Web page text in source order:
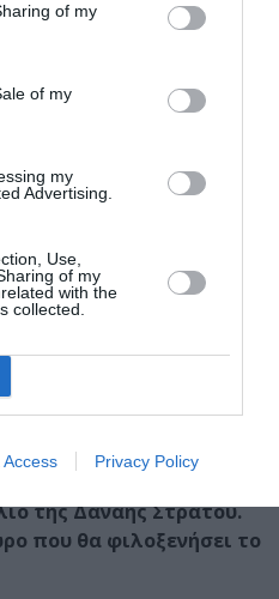
of my
of my
my
Advertising.
Use,
of my
with the
collected.
Access Privacy Policy
και οι σχέσεις μου με το
είναι άριστες.
μία έκθεση πώς
Στην Πινακοθήκη του
έχουμε
σιωπηρές με
η συγκλονιστικά
του Βαγγέλη
έργων των
Νίνας
στην τέχνη του
Στο Κέντρο
πρώην ΕΑΤ-ΕΣΑ, με
per se ή και πολιτικοί,
της Δανάης Στράτου.
που θα φιλοξενήσει το